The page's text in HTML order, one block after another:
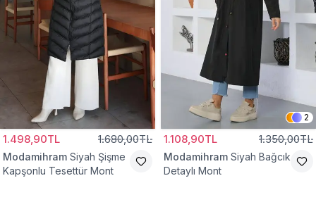
1.498,90TL 1.680,00TL
Modamihram Siyah Şişme
Kapşonlu Tesettür Mont
2
1.108,90TL 1.350,00TL
Modamihram Siyah Bağcık
Detaylı Mont